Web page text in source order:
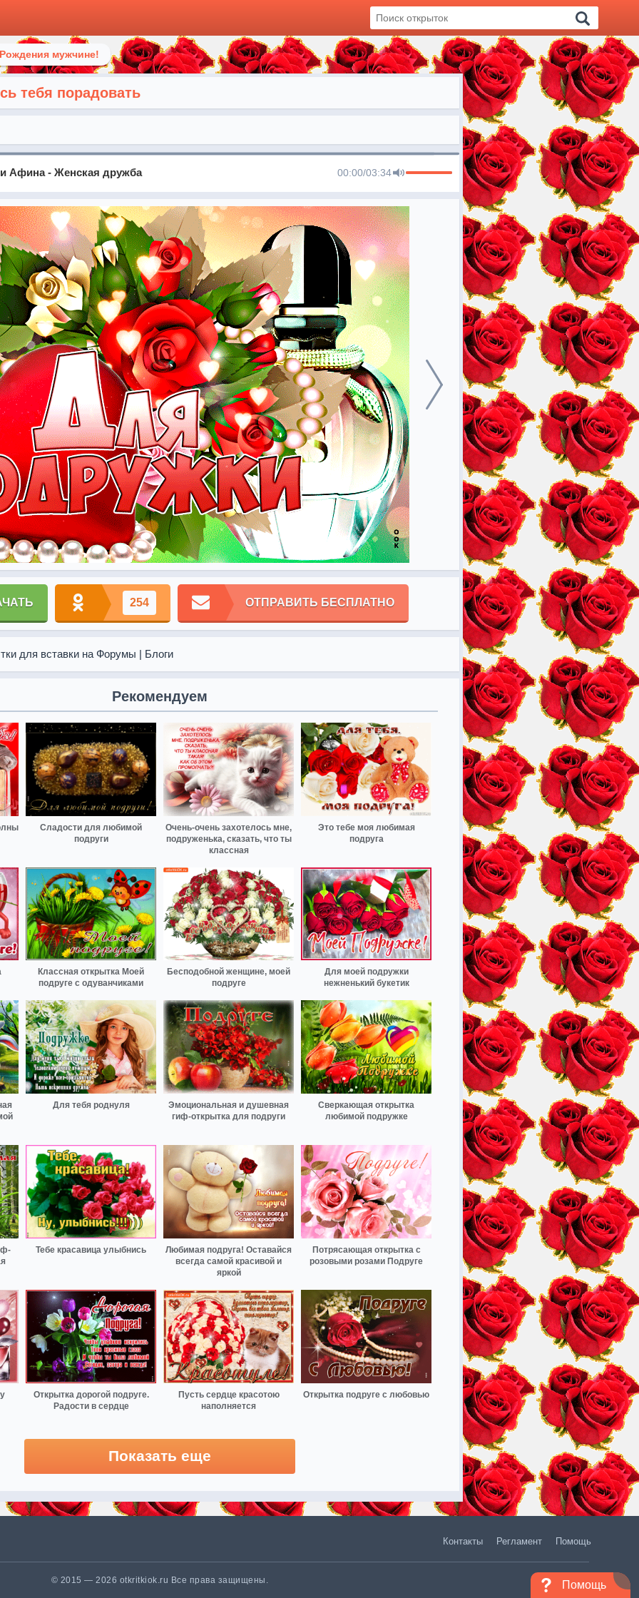
мужчине!
тебя порадовать
Афина - Женская дружба 00:00/03:34
254 ОТПРАВИТЬ БЕСПЛАТНО
для вставки на Форумы | Блоги
Рекомендуем
Сладости для любимой
подруги
Очень-очень захотелось мне,
подруженька, сказать, что ты
классная
Это тебе моя любимая
подруга
Классная открытка Моей
подруге с одуванчиками
Бесподобной женщине, моей
подруге
Для моей подружки
нежненький букетик
Для тебя роднуля
Эмоциональная и душевная
гиф-открытка для подруги
Сверкающая открытка
любимой подружке
Тебе красавица улыбнись
Любимая подруга! Оставайся
всегда самой красивой и
яркой
Потрясающая открытка с
розовыми розами Подруге
Открытка дорогой подруге.
Радости в сердце
Пусть сердце красотою
наполняется
Открытка подруге с любовью
Показать еще
Помощь
Контакты Регламент Помощь
© 2015 — 2026 otkritkiok.ru Все права защищены.